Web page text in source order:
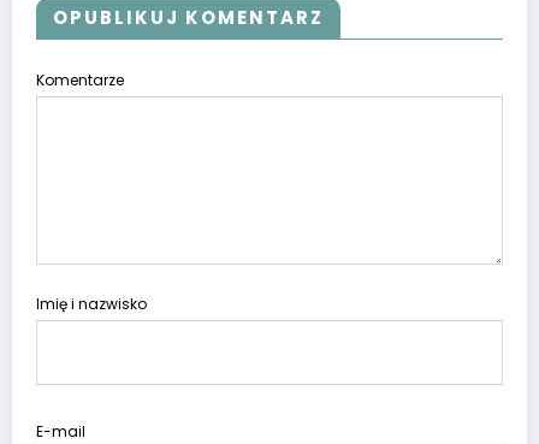
OPUBLIKUJ KOMENTARZ
Komentarze
Imię i nazwisko
E-mail